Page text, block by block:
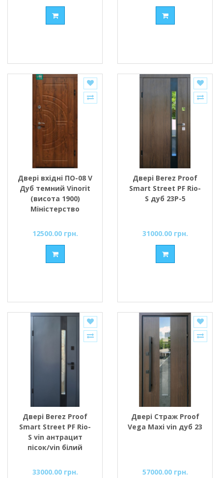
Двері вхідні ПО-08 V
Дуб темний Vinorit
(висота 1900)
Міністерство
12500.00 грн.
Двері Berez Proof
Smart Street PF Rio-
S дуб 23P-5
31000.00 грн.
Двері Berez Proof
Smart Street PF Rio-
S vin антрацит
пісок/vin білий
33000.00 грн.
Двері Страж Proof
Vega Maxi vin дуб 23
57000.00 грн.